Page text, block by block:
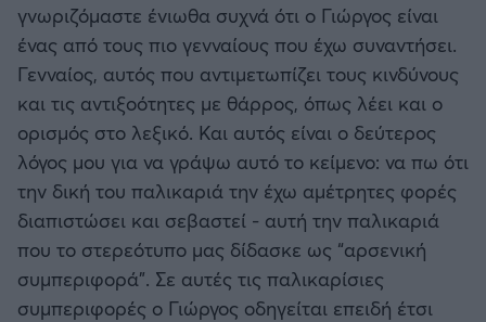
γνωριζόμαστε ένιωθα συχνά ότι ο Γιώργος είναι
ένας από τους πιο γενναίους που έχω συναντήσει.
Γενναίος, αυτός που αντιμετωπίζει τους κινδύνους
και τις αντιξοότητες με θάρρος, όπως λέει και ο
ορισμός στο λεξικό. Και αυτός είναι ο δεύτερος
λόγος μου για να γράψω αυτό το κείμενο: να πω ότι
την δική του παλικαριά την έχω αμέτρητες φορές
διαπιστώσει και σεβαστεί - αυτή την παλικαριά
που το στερεότυπο μας δίδασκε ως “αρσενική
συμπεριφορά”. Σε αυτές τις παλικαρίσιες
συμπεριφορές ο Γιώργος οδηγείται επειδή έτσι